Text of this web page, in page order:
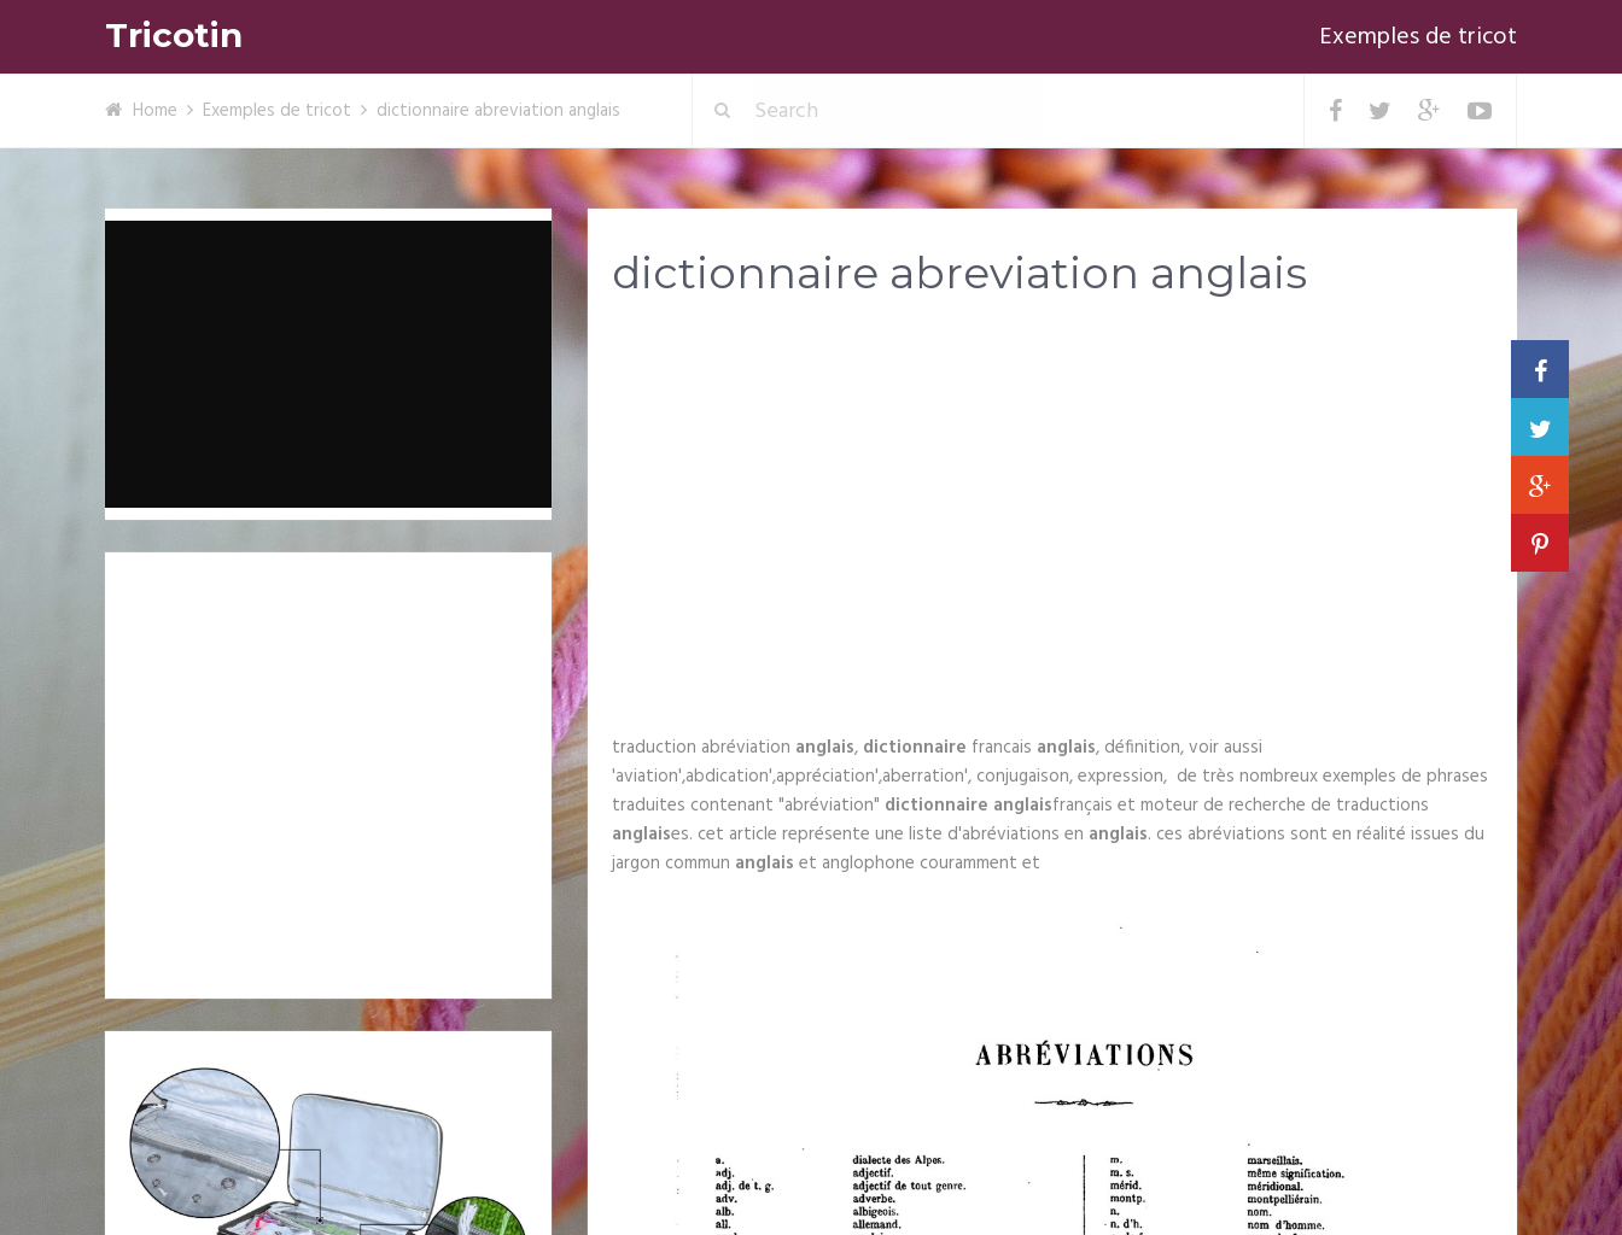
Tricotin Exemples de tricot
Home Exemples de tricot dictionnaire abreviation anglais
dictionnaire abreviation anglais
traduction abréviation anglais, dictionnaire francais anglais, définition, voir aussi
'aviation',abdication',appréciation',aberration', conjugaison, expression, de très nombreux exemples de phrases
traduites contenant "abréviation" dictionnaire anglaisfrançais et moteur de recherche de traductions
anglaises. cet article représente une liste d'abréviations en anglais. ces abréviations sont en réalité issues du
jargon commun anglais et anglophone couramment et